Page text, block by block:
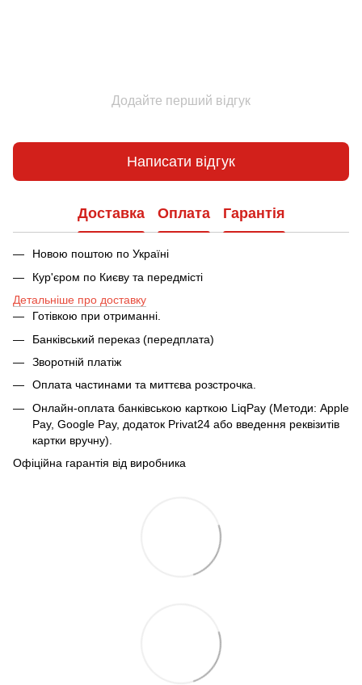
Додайте перший відгук
Написати відгук
Доставка Оплата Гарантія
Новою поштою по Україні
Кур'єром по Києву та передмісті
Детальніше про доставку
Готівкою при отриманні.
Банківський переказ (передплата)
Зворотній платіж
Оплата частинами та миттєва розстрочка.
Онлайн-оплата банківською карткою LiqPay (Методи: Apple
Pay, Google Pay, додаток Privat24 або введення реквізитів
картки вручну).
Офіційна гарантія від виробника